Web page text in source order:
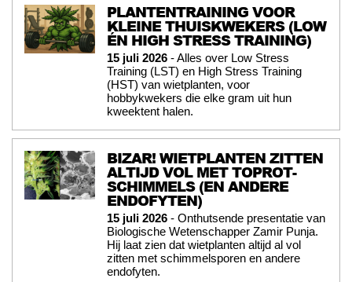
PLANTENTRAINING VOOR
KLEINE THUISKWEKERS (LOW
ÉN HIGH STRESS TRAINING)
15 juli 2026 - Alles over Low Stress
Training (LST) en High Stress Training
(HST) van wietplanten, voor
hobbykwekers die elke gram uit hun
kweektent halen.
BIZAR! WIETPLANTEN ZITTEN
ALTIJD VOL MET TOPROT-
SCHIMMELS (EN ANDERE
ENDOFYTEN)
15 juli 2026 - Onthutsende presentatie van
Biologische Wetenschapper Zamir Punja.
Hij laat zien dat wietplanten altijd al vol
zitten met schimmelsporen en andere
endofyten.